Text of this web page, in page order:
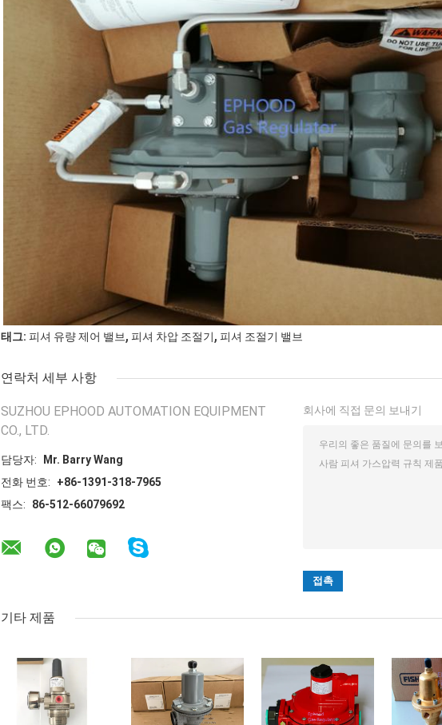
태그: 피셔 유량 제어 밸브, 피셔 차압 조절기, 피셔 조절기 밸브
연락처 세부 사항
SUZHOU EPHOOD AUTOMATION EQUIPMENT
CO., LTD.
담당자:
Mr. Barry Wang
전화 번호:
+86-1391-318-7965
팩스:
86-512-66079692
회사에 직접 문의 보내기
기타 제품